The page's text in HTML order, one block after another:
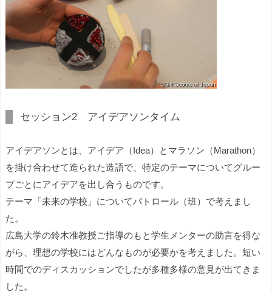
セッション2 アイデアソンタイム
アイデアソンとは、アイデア（Idea）とマラソン（Marathon）
を掛け合わせて造られた造語で、特定のテーマについてグルー
プごとにアイデアを出し合うものです。
テーマ「未来の学校」についてパトロール（班）で考えまし
た。
広島大学の鈴木准教授ご指導のもと学生メンターの助言を得な
がら、理想の学校にはどんなものが必要かを考えました。短い
時間でのディスカッションでしたが多種多様の意見が出てきま
した。